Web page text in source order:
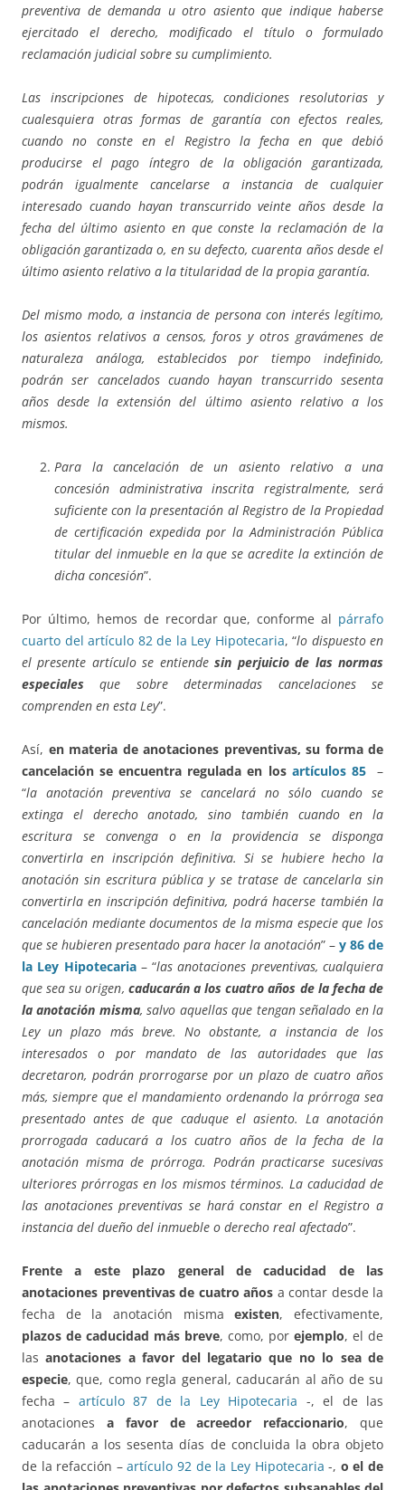
preventiva de demanda u otro asiento que indique haberse
ejercitado el derecho, modificado el título o formulado
reclamación judicial sobre su cumplimiento.
Las inscripciones de hipotecas, condiciones resolutorias y
cualesquiera otras formas de garantía con efectos reales,
cuando no conste en el Registro la fecha en que debió
producirse el pago íntegro de la obligación garantizada,
podrán igualmente cancelarse a instancia de cualquier
interesado cuando hayan transcurrido veinte años desde la
fecha del último asiento en que conste la reclamación de la
obligación garantizada o, en su defecto, cuarenta años desde el
último asiento relativo a la titularidad de la propia garantía.
Del mismo modo, a instancia de persona con interés legítimo,
los asientos relativos a censos, foros y otros gravámenes de
naturaleza análoga, establecidos por tiempo indefinido,
podrán ser cancelados cuando hayan transcurrido sesenta
años desde la extensión del último asiento relativo a los
mismos.
Para la cancelación de un asiento relativo a una
concesión administrativa inscrita registralmente, será
suficiente con la presentación al Registro de la Propiedad
de certificación expedida por la Administración Pública
titular del inmueble en la que se acredite la extinción de
dicha concesión”.
Por último, hemos de recordar que, conforme al párrafo
cuarto del artículo 82 de la Ley Hipotecaria, “lo dispuesto en
el presente artículo se entiendesin perjuicio de las normas
especiales que sobre determinadas cancelaciones se
comprenden en esta Ley”.
Así, en materia de anotaciones preventivas, su forma de
cancelación se encuentra regulada en los artículos 85
–
“la anotación preventiva se cancelará no sólo cuando se
extinga el derecho anotado, sino también cuando en la
escritura se convenga o en la providencia se disponga
convertirla en inscripción definitiva. Si se hubiere hecho la
anotación sin escritura pública y se tratase de cancelarla sin
convertirla en inscripción definitiva, podrá hacerse también la
cancelación mediante documentos de la misma especie que los
que se hubieren presentado para hacer la anotación” – y 86 de
la Ley Hipotecaria– “las anotaciones preventivas, cualquiera
que sea su origen, caducarán a los cuatro años de la fecha de
la anotación misma, salvo aquellas que tengan señalado en la
Ley un plazo más breve. No obstante, a instancia de los
interesados o por mandato de las autoridades que las
decretaron, podrán prorrogarse por un plazo de cuatro años
más, siempre que el mandamiento ordenando la prórroga sea
presentado antes de que caduque el asiento. La anotación
prorrogada caducará a los cuatro años de la fecha de la
anotación misma de prórroga. Podrán practicarse sucesivas
ulteriores prórrogas en los mismos términos. La caducidad de
las anotaciones preventivas se hará constar en el Registro a
instancia del dueño del inmueble o derecho real afectado”.
Frente a este plazo general de caducidad de las
anotaciones preventivas de cuatro años a contar desde la
fecha de la anotación mismaexisten, efectivamente,
plazos de caducidad más breve, como, por ejemplo, el de
lasanotaciones a favor del legatario que no lo sea de
especie, que, como regla general, caducarán al año de su
fecha – artículo 87 de la Ley Hipotecaria -, el de las
anotaciones a favor de acreedor refaccionario, que
caducarán a los sesenta días de concluida la obra objeto
de la refacción –artículo 92 de la Ley Hipotecaria -, o el de